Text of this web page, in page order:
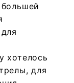
хотелось
для